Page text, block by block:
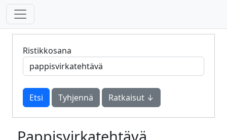
Ristikkosana
Tyhjennä Ratkaisut ↓